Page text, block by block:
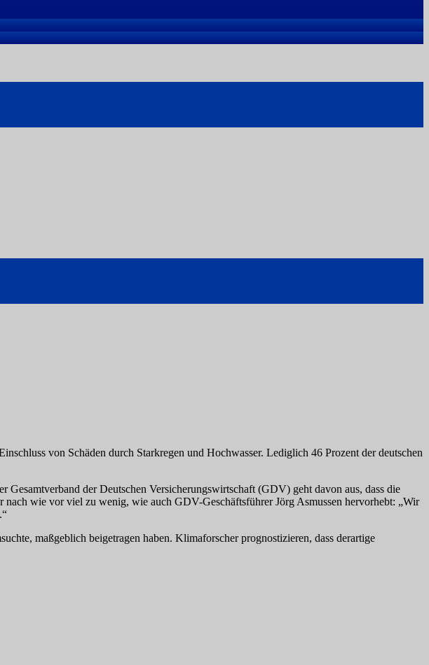
von Schäden durch Starkregen und Hochwasser. Lediglich 46 Prozent der deutschen
der Deutschen Versicherungswirtschaft (GDV) geht davon aus, dass die
wie vor viel zu wenig, wie auch GDV-Geschäftsführer Jörg Asmussen hervorhebt: „Wir
maßgeblich beigetragen haben. Klimaforscher prognostizieren, dass derartige